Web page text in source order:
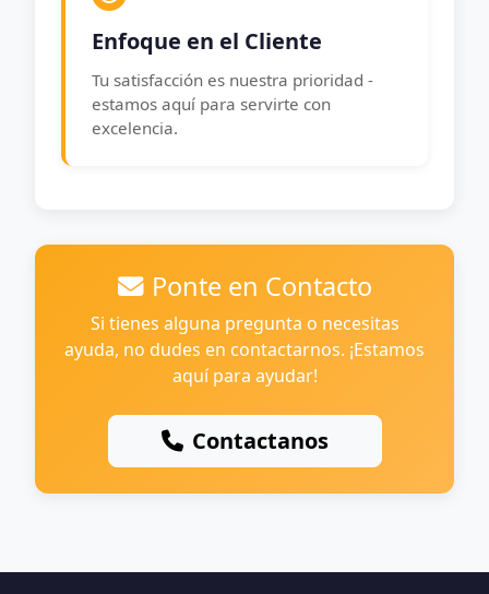
Enfoque en el Cliente
Tu satisfacción es nuestra prioridad -
estamos aquí para servirte con
excelencia.
Ponte en Contacto
Si tienes alguna pregunta o necesitas
ayuda, no dudes en contactarnos. ¡Estamos
aquí para ayudar!
Contactanos